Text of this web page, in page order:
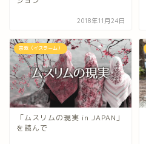
2018年11月24日
宗教（イスラーム）
「ムスリムの現実 in JAPAN」
を読んで